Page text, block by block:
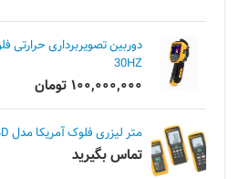
30HZ
۱۰۰,۰۰۰,۰۰۰ تومان
متر لیزری فلوک آمریکا مدل Fluke 424D
تماس بگیرید